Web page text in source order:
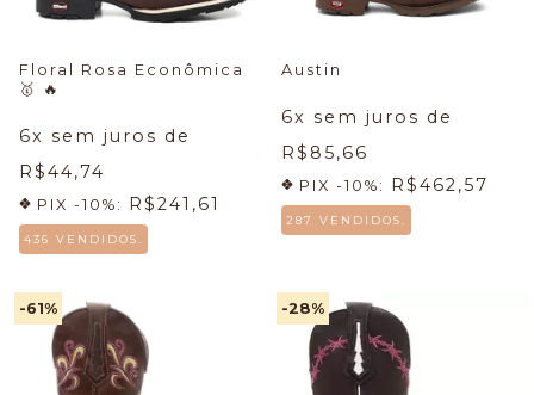
Floral Rosa Econômica
🥇 🔥
6x sem juros de
R$44,74
PIX -10%: R$241,61
436 VENDIDOS.
Austin
6x sem juros de
R$85,66
PIX -10%: R$462,57
287 VENDIDOS.
-61% -28%